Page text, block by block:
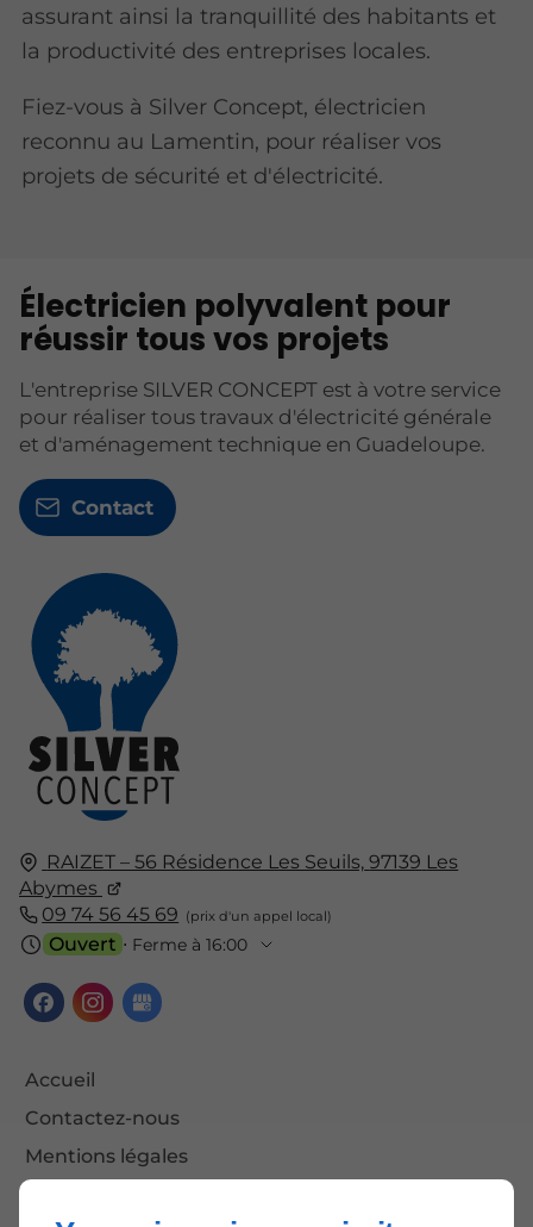
assurant ainsi la tranquillité des habitants et
la productivité des entreprises locales.
Fiez-vous à Silver Concept, électricien
reconnu au Lamentin, pour réaliser vos
projets de sécurité et d'électricité.
RAIZET – 56 Résidence Les Seuils, 97139 Les
Abymes
09 74 56 45 69
Ouvert ⋅ Ferme à 16:00
Accueil
Contactez-nous
Mentions légales
Électricien polyvalent pour
réussir tous vos projets
L'entreprise SILVER CONCEPT est à votre service
pour réaliser tous travaux d'électricité générale
et d'aménagement technique en Guadeloupe.
Contact